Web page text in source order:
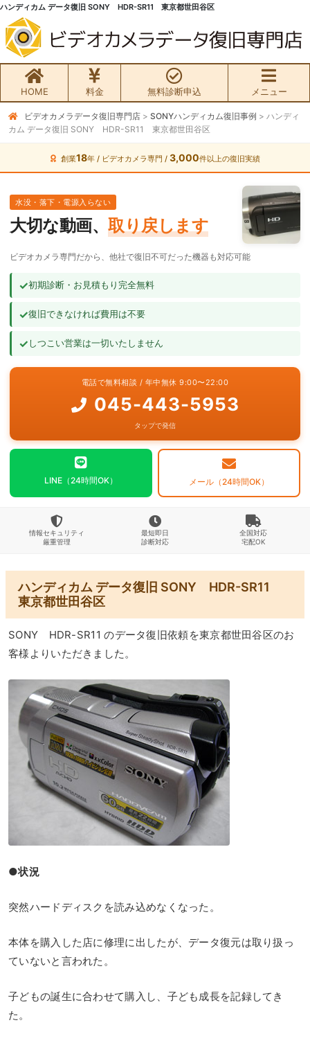
ハンディカム データ復旧 SONY HDR-SR11 東京都世田谷区
HOME 料金 無料診断申込 メニュー
無料初期診断お申込み
ビデオカメラ データ復旧HOME
料金・メニュー
サービスの流れ
よくあるご質問
ビデオカメラデータ復旧専門店 > SONYハンディカム復旧事例 > ハンディ
カム データ復旧 SONY HDR-SR11 東京都世田谷区
創業18年 / ビデオカメラ専門 / 3,000件以上の復旧実績
水没・落下・電源入らない
大切な動画、 取り戻します
ビデオカメラ専門だから、他社で復旧不可だった機器も対応可能
✓初期診断・お見積もり完全無料
✓復旧できなければ費用は不要
✓しつこい営業は一切いたしません
電話で無料相談 / 年中無休 9:00〜22:00
045-443-5953
タップで発信
LINE（24時間OK） メール（24時間OK）
情報セキュリティ
厳重管理
最短即日
診断対応
全国対応
宅配OK
ハンディカム データ復旧 SONY HDR-SR11
東京都世田谷区
SONY HDR-SR11 のデータ復旧依頼を東京都世田谷区のお
客様よりいただきました。
●状況
突然ハードディスクを読み込めなくなった。
本体を購入した店に修理に出したが、データ復元は取り扱っ
ていないと言われた。
子どもの誕生に合わせて購入し、子ども成長を記録してき
た。